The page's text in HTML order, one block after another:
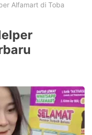
Alfamart di Toba